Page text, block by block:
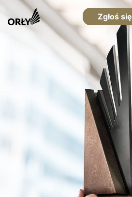
Zgłoś się